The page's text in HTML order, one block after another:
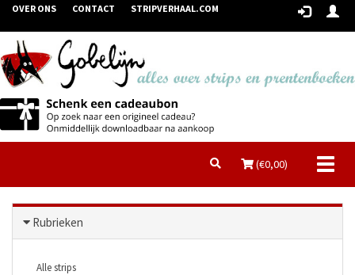
OVER ONS CONTACT STRIPVERHAAL.COM
(€0,00)
Rubrieken
Alle strips